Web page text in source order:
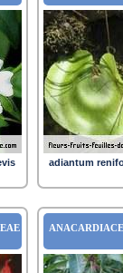
adiantum